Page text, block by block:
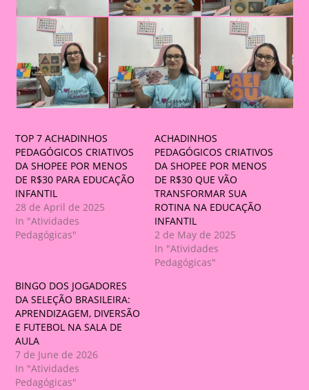
TOP 7 ACHADINHOS
PEDAGÓGICOS CRIATIVOS
DA SHOPEE POR MENOS
DE R$30 PARA EDUCAÇÃO
INFANTIL
28 de April de 2025
In "Atividades
Pedagógicas"
ACHADINHOS
PEDAGÓGICOS CRIATIVOS
DA SHOPEE POR MENOS
DE R$30 QUE VÃO
TRANSFORMAR SUA
ROTINA NA EDUCAÇÃO
INFANTIL
2 de May de 2025
In "Atividades
Pedagógicas"
BINGO DOS JOGADORES
DA SELEÇÃO BRASILEIRA:
APRENDIZAGEM, DIVERSÃO
E FUTEBOL NA SALA DE
AULA
7 de June de 2026
In "Atividades
Pedagógicas"